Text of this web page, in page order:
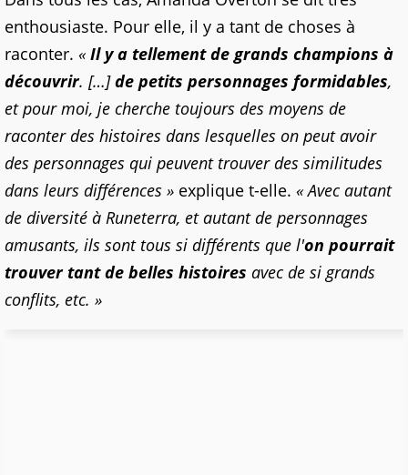
enthousiaste. Pour elle, il y a tant de choses à
raconter. « Il y a tellement de grands champions à
découvrir. […]de petits personnages formidables,
et pour moi, je cherche toujours des moyens de
raconter des histoires dans lesquelles on peut avoir
des personnages qui peuvent trouver des similitudes
dans leurs différences » explique t-elle. « Avec autant
de diversité à Runeterra, et autant de personnages
amusants, ils sont tous si différents que l'on pourrait
trouver tant de belles histoires avec de si grands
conflits, etc. »